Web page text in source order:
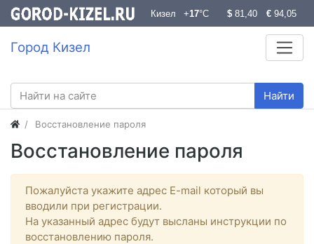
Город Кизел
Найти
Восстановление пароля
Восстановление пароля
Пожалуйста укажите адрес E-mail который вы
вводили при регистрации.
На указанный адрес будут высланы инструкции по
восстановлению пароля.